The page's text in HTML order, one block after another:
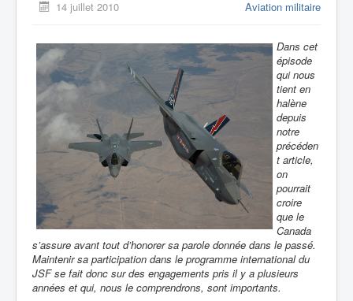
14 juillet 2010 Aviation militaire
Dans cet
épisode
qui nous
tient en
halène
depuis
notre
précéden
t article,
on
pourrait
croire
que le
Canada
s’assure avant tout d’honorer sa parole donnée dans le passé.
Maintenir sa participation dans le programme international du
JSF se fait donc sur des engagements pris il y a plusieurs
années et qui, nous le comprendrons, sont importants.